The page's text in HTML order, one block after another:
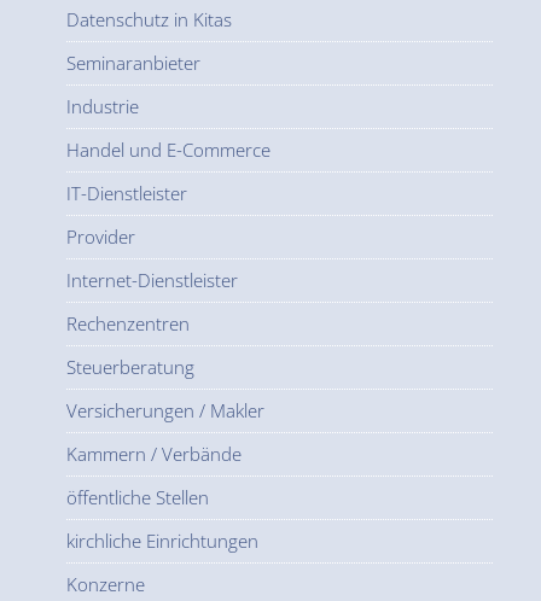
Datenschutz in Kitas
Seminaranbieter
Industrie
Handel und E-Commerce
IT-Dienstleister
Provider
Internet-Dienstleister
Rechenzentren
Steuerberatung
Versicherungen / Makler
Kammern / Verbände
öffentliche Stellen
kirchliche Einrichtungen
Konzerne